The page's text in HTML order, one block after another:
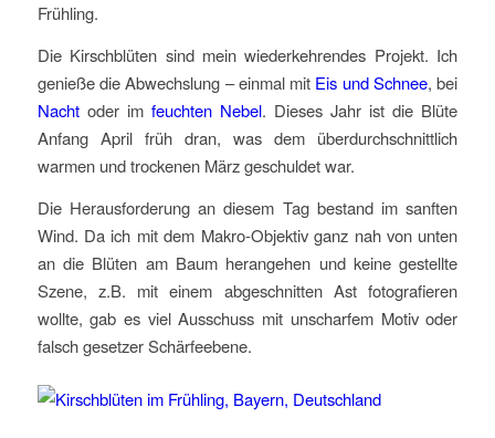
Frühling.
Die Kirschblüten sind mein wiederkehrendes Projekt. Ich
genieße die Abwechslung – einmal mit Eis und Schnee, bei
Nachtoder im feuchten Nebel. Dieses Jahr ist die Blüte
Anfang April früh dran, was dem überdurchschnittlich
warmen und trockenen März geschuldet war.
Die Herausforderung an diesem Tag bestand im sanften
Wind. Da ich mit dem Makro-Objektiv ganz nah von unten
an die Blüten am Baum herangehen und keine gestellte
Szene, z.B. mit einem abgeschnitten Ast fotografieren
wollte, gab es viel Ausschuss mit unscharfem Motiv oder
falsch gesetzer Schärfeebene.